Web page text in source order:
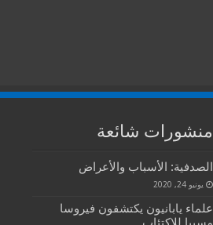
منشورات شائعة
الصدفية: الأسباب والأعراض
يونيو 24, 2020
علماء يابانيون يكتشفون فيروسا